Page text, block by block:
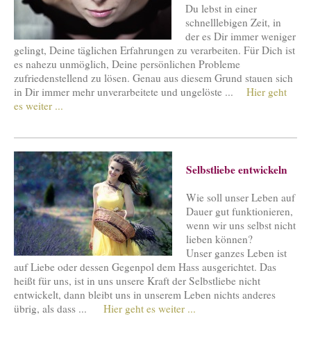
Du lebst in einer
schnelllebigen Zeit, in
der es Dir immer weniger
gelingt, Deine täglichen Erfahrungen zu verarbeiten. Für Dich ist
es nahezu unmöglich, Deine persönlichen Probleme
zufriedenstellend zu lösen. Genau aus diesem Grund stauen sich
in Dir immer mehr unverarbeitete und ungelöste ... Hier geht
es weiter ...
Selbstliebe entwickeln
Wie soll unser Leben auf
Dauer gut funktionieren,
wenn wir uns selbst nicht
lieben können?
Unser ganzes Leben ist
auf Liebe oder dessen Gegenpol dem Hass ausgerichtet. Das
heißt für uns, ist in uns unsere Kraft der Selbstliebe nicht
entwickelt, dann bleibt uns in unserem Leben nichts anderes
übrig, als dass ... Hier geht es weiter ...